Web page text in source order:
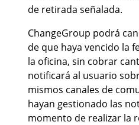
de retirada señalada.
ChangeGroup podrá
de que haya vencido la
la oficina, sin cobrar
notificará al usuario
mismos canales de
hayan gestionado las
momento de realizar la